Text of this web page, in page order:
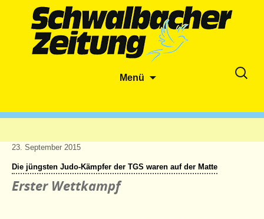
Menü
Suche
23. September 2015
Die jüngsten Judo-Kämpfer der TGS waren auf der Matte
Erster Wettkampf